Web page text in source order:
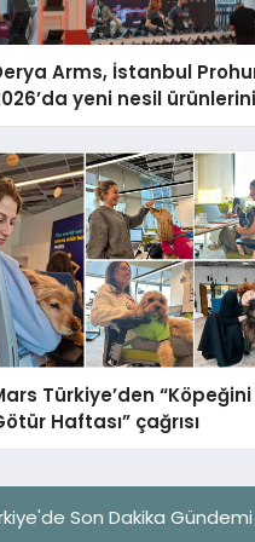
Arms, İstanbul
yeni nesil ürünlerini
marka vizyonunu
Türkiye’den “Köpeğini
Haftası” çağrısı
Son Dakika Gündemi